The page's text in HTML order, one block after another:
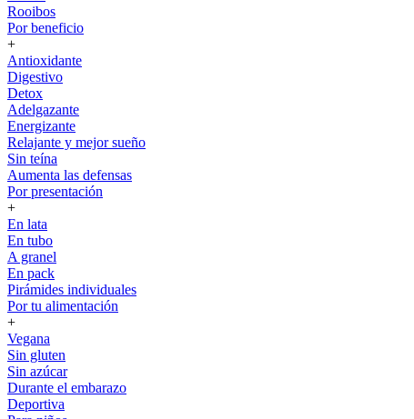
Rooibos
Por beneficio
+
Antioxidante
Digestivo
Detox
Adelgazante
Energizante
Relajante y mejor sueño
Sin teína
Aumenta las defensas
Por presentación
+
En lata
En tubo
A granel
En pack
Pirámides individuales
Por tu alimentación
+
Vegana
Sin gluten
Sin azúcar
Durante el embarazo
Deportiva